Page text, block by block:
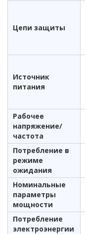
Цепи защиты
Источник
питания
Рабочее
напряжение/
частота
Потребление в
режиме
ожидания
Номинальные
параметры
мощности
Потребление
электроэнергии